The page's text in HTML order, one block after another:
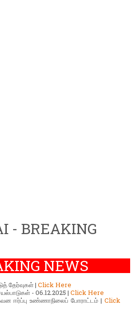
- BREAKING
NEWS
தேர்வுகள் | Click Here
- 06.12.2025 | Click Here
ஈர்ப்பு உண்ணாநிலைப் போராட்டம் | Click